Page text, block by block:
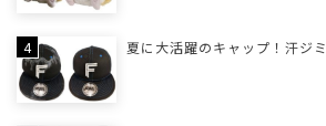
夏に大活躍のキャップ！汗ジ